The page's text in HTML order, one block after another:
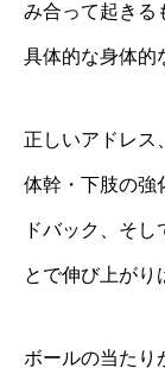
み合って起きる
具体的な身体的
正しいアドレス
体幹・下肢の強
ドバック、そ
とで伸び上がり
ボールの当たり